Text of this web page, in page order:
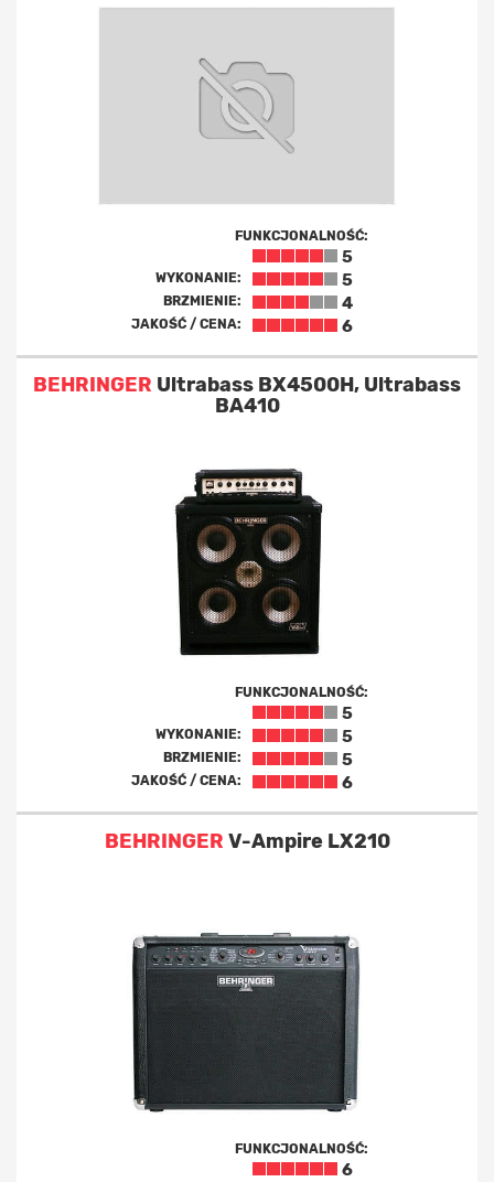
FUNKCJONALNOŚĆ:
5
WYKONANIE: 5
BRZMIENIE: 4
JAKOŚĆ / CENA: 6
BEHRINGER Ultrabass BX4500H, Ultrabass
BA410
FUNKCJONALNOŚĆ:
5
WYKONANIE: 5
BRZMIENIE: 5
JAKOŚĆ / CENA: 6
BEHRINGER V-Ampire LX210
FUNKCJONALNOŚĆ:
6